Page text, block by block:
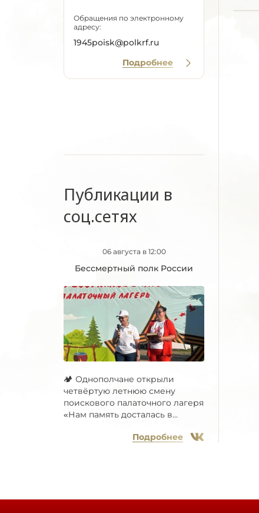
Обращения по электронному
адресу:
1945poisk@polkrf.ru
Подробнее
Публикации в
соц.сетях
06 августа в 12:00
Бессмертный полк России
🏕 Однополчане открыли
четвёртую летнюю смену
поискового палаточного лагеря
«Нам память досталась в...
Подробнее